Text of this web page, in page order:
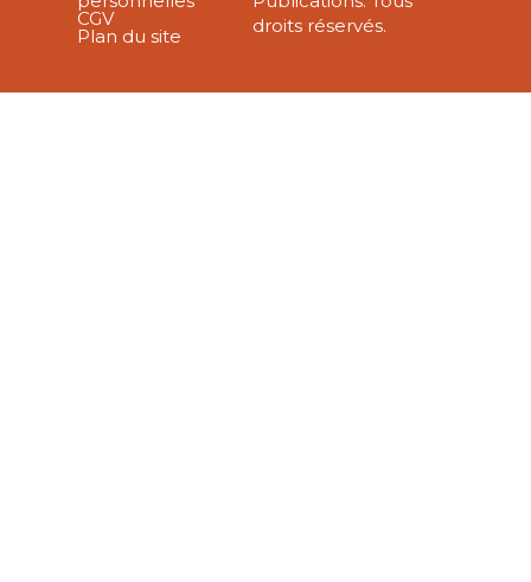
CGV
Plan du site
droits réservés.